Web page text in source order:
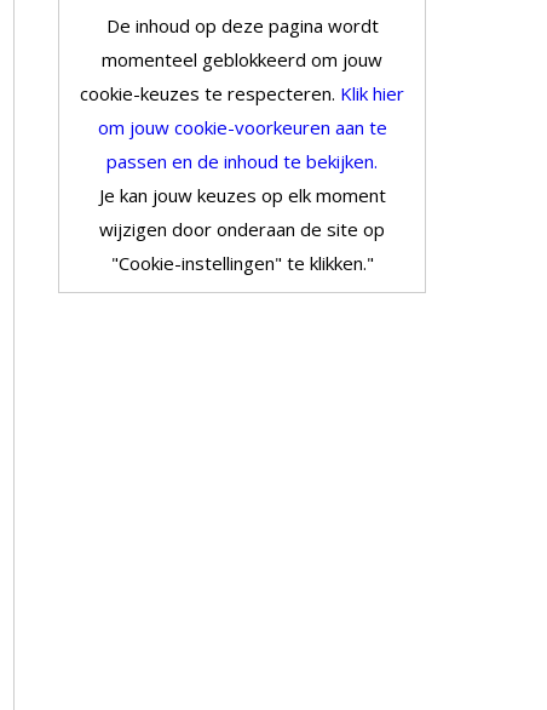
De inhoud op deze pagina wordt
momenteel geblokkeerd om jouw
cookie-keuzes te respecteren. Klik hier
om jouw cookie-voorkeuren aan te
passen en de inhoud te bekijken.
Je kan jouw keuzes op elk moment
wijzigen door onderaan de site op
"Cookie-instellingen" te klikken."